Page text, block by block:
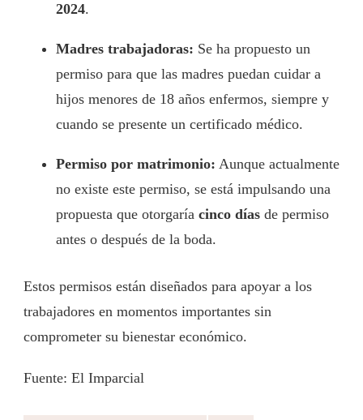
2024.
Madres trabajadoras: Se ha propuesto un
permiso para que las madres puedan cuidar a
hijos menores de 18 años enfermos, siempre y
cuando se presente un certificado médico.
Permiso por matrimonio: Aunque actualmente
no existe este permiso, se está impulsando una
propuesta que otorgaría cinco días de permiso
antes o después de la boda.
Estos permisos están diseñados para apoyar a los
trabajadores en momentos importantes sin
comprometer su bienestar económico.
Fuente: El Imparcial